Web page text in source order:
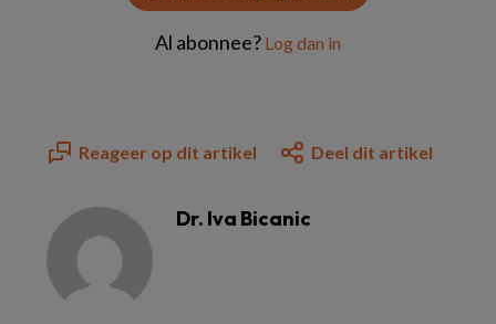
Al abonnee? Log dan in
Reageer op dit artikel Deel dit artikel
Dr. Iva Bicanic